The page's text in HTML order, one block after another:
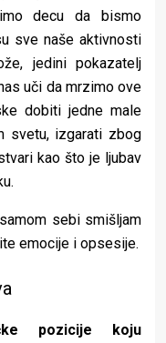
decu da bismo
sve naše aktivnosti
jedini pokazatelj
uči da mrzimo ove
dobiti jedne male
svetu, izgarati zbog
kao što je ljubav
sebi smišljam
emocije i opsesije.
pozicije koju